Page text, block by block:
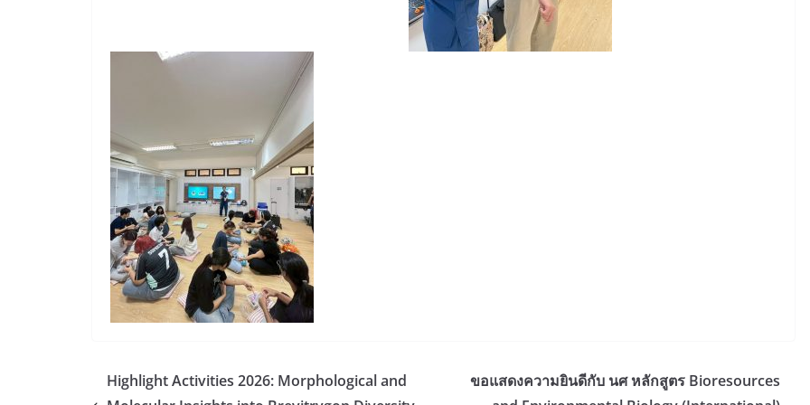
Highlight Activities 2026: Morphological and
ขอแสดงความยินดีกับ นศ หลักสูตร Bioresources